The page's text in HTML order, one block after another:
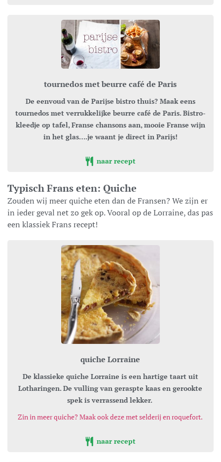
tournedos met beurre café de Paris
De eenvoud van de Parijse bistro thuis? Maak eens
tournedos met verrukkelijke beurre café de Paris. Bistro-
kleedje op tafel, Franse chansons aan, mooie Franse wijn
in het glas….je waant je direct in Parijs!
naar recept
Typisch Frans eten: Quiche
Zouden wij meer quiche eten dan de Fransen? We zijn er
in ieder geval net zo gek op. Vooral op de Lorraine, das pas
een klassiek Frans recept!
quiche Lorraine
De klassieke quiche Lorraine is een hartige taart uit
Lotharingen. De vulling van geraspte kaas en gerookte
spek is verrassend lekker.
Zin in meer quiche? Maak ook deze met selderij en roquefort.
naar recept